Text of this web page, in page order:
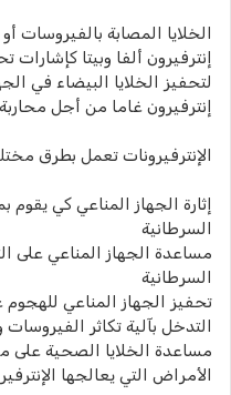
الخلايا المصابة بالفيروسات
إنترفيرون ألفا وبيتا كإشارات
لتحفيز الخلايا البيضاء في
إنترفيرون غاما من أجل
الإنترفيرونات تعمل بطرق
إثارة الجهاز المناعي كي يقوم
السرطانية
مساعدة الجهاز المناعي على
السرطانية
تحفيز الجهاز المناعي
التدخل بآلية تكاثر الفيروسات
مساعدة الخلايا الصحية على
الأمراض التي يعالجها